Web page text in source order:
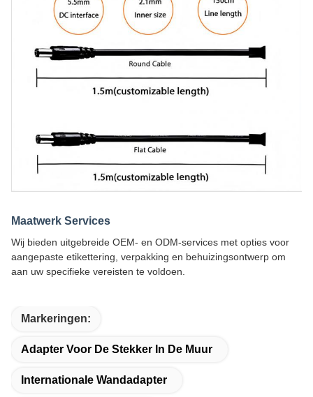
Maatwerk Services
Wij bieden uitgebreide OEM- en ODM-services met opties voor
aangepaste etikettering, verpakking en behuizingsontwerp om
aan uw specifieke vereisten te voldoen.
Markeringen:
Adapter Voor De Stekker In De Muur
Internationale Wandadapter